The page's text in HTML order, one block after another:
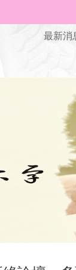
最新消